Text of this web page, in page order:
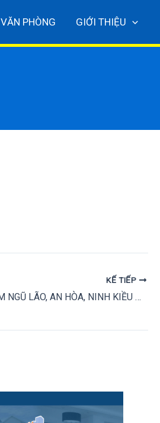
VĂN PHÒNG GIỚI THIỆU
KẾ TIẾP
CHO THUÊ NHÀ 8M MẶT TIỀN PHẠM NGŨ LÃO, AN HÒA, NINH KIỀU CẦN THƠ – 30 TRIỆU/ THÁNG